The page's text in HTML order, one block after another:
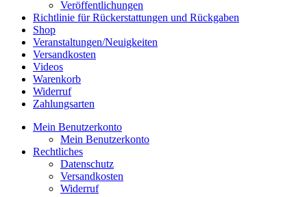
Veröffentlichungen
Richtlinie für Rückerstattungen und Rückgaben
Shop
Veranstaltungen/Neuigkeiten
Versandkosten
Videos
Warenkorb
Widerruf
Zahlungsarten
Mein Benutzerkonto
Mein Benutzerkonto
Rechtliches
Datenschutz
Versandkosten
Widerruf